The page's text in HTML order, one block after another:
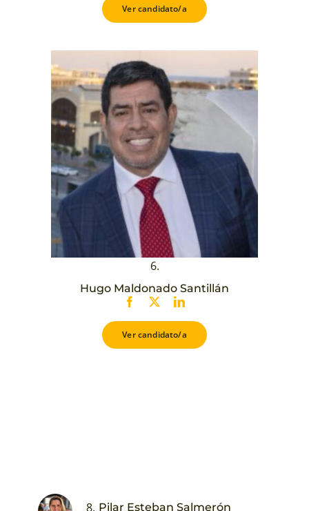
Ver candidato/a
6.
Hugo Maldonado Santillán
Ver candidato/a
8. Pilar Esteban Salmerón